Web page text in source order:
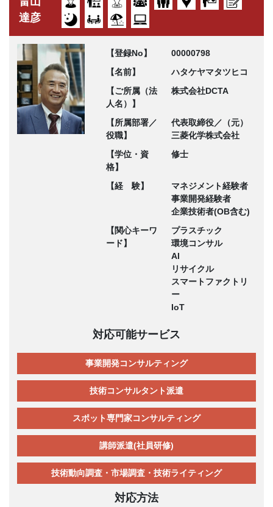
達彦
【登録No】
00000798
【名前】
ハタケヤマタツヒコ
【ご所属（法
人名）】
株式会社DCTA
【所属部署／
役職】
代表取締役／（元）
三菱化学株式会社
【学位・資
格】
修士
【経 験】
マネジメント経験者
事業開発経験者
企業技術者(OB含む)
【関心キーワ
ード】
プラスチック
環境コンサル
AI
リサイクル
スマートファクトリ
ー
IoT
対応可能サービス
事業開発コンサルティング
技術コンサルタント派遣
スポット専門家コンサルティング
講師派遣(社員研修)
技術動向調査・市場調査・技術ライティング
対応方法